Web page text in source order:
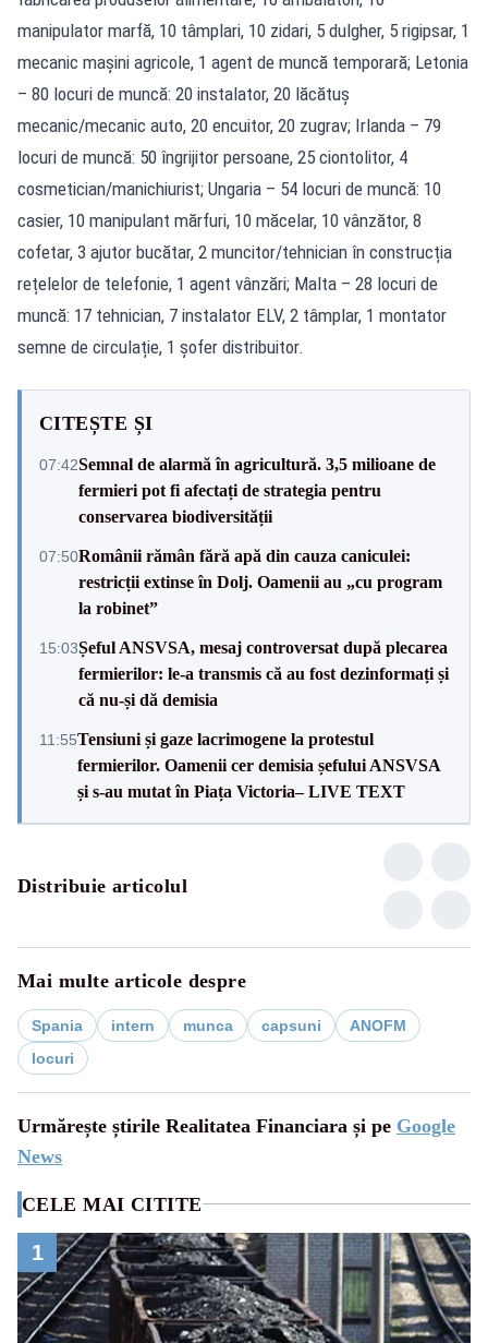
manipulator marfă, 10 tâmplari, 10 zidari, 5 dulgher, 5 rigipsar, 1
mecanic mașini agricole, 1 agent de muncă temporară; Letonia
– 80 locuri de muncă: 20 instalator, 20 lăcătuș
mecanic/mecanic auto, 20 encuitor, 20 zugrav; Irlanda – 79
locuri de muncă: 50 îngrijitor persoane, 25 ciontolitor, 4
cosmetician/manichiurist; Ungaria – 54 locuri de muncă: 10
casier, 10 manipulant mărfuri, 10 măcelar, 10 vânzător, 8
cofetar, 3 ajutor bucătar, 2 muncitor/tehnician în construcția
rețelelor de telefonie, 1 agent vânzări; Malta – 28 locuri de
muncă: 17 tehnician, 7 instalator ELV, 2 tâmplar, 1 montator
semne de circulație, 1 șofer distribuitor.
CITEȘTE ȘI
07:42Semnal de alarmă în agricultură. 3,5 milioane de
fermieri pot fi afectați de strategia pentru
conservarea biodiversității
07:50Românii rămân fără apă din cauza caniculei:
restricții extinse în Dolj. Oamenii au „cu program
la robinet”
15:03Șeful ANSVSA, mesaj controversat după plecarea
fermierilor: le-a transmis că au fost dezinformați și
că nu-și dă demisia
11:55Tensiuni și gaze lacrimogene la protestul
fermierilor. Oamenii cer demisia șefului ANSVSA
și s-au mutat în Piața Victoria– LIVE TEXT
Distribuie articolul
Mai multe articole despre
Spania intern munca capsuni
ANOFM
locuri
Urmărește știrile Realitatea Financiara și pe Google
News
CELE MAI CITITE
1